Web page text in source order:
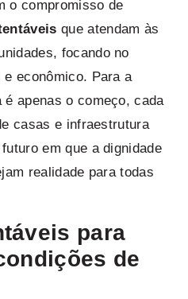
o compromisso de
que atendam às
focando no
econômico. Para a
apenas o começo, cada
casas e infraestrutura
em que a dignidade
realidade para todas
para
de